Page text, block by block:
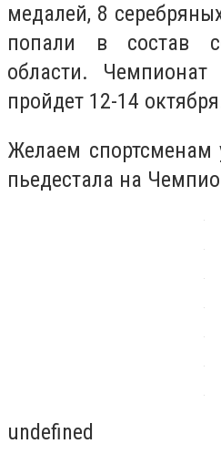
медалей, 8
попали в состав
области.
пройдет 12-14
Желаем спортсменам
пьедестала на
undefined